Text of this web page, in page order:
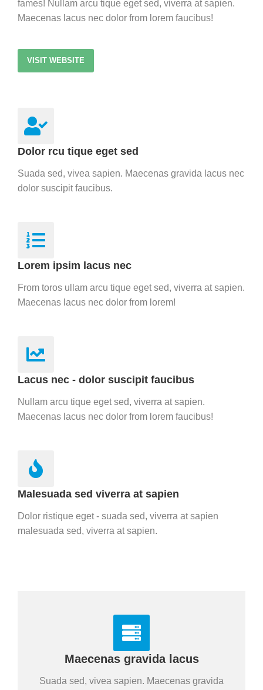
fames! Nullam arcu tique eget sed, viverra at sapien.
Maecenas lacus nec dolor from lorem faucibus!
VISIT WEBSITE
Dolor rcu tique eget sed
Suada sed, vivea sapien. Maecenas gravida lacus nec
dolor suscipit faucibus.
Lorem ipsim lacus nec
From toros ullam arcu tique eget sed, viverra at sapien.
Maecenas lacus nec dolor from lorem!
Lacus nec - dolor suscipit faucibus
Nullam arcu tique eget sed, viverra at sapien.
Maecenas lacus nec dolor from lorem faucibus!
Malesuada sed viverra at sapien
Dolor ristique eget - suada sed, viverra at sapien
malesuada sed, viverra at sapien.
Maecenas gravida lacus
Suada sed, vivea sapien. Maecenas gravida